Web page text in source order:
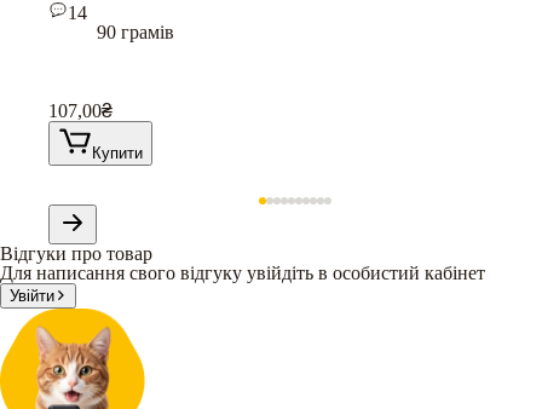
14
90 грамів
107,00₴
Купити
Відгуки про товар
Для написання свого відгуку увійдіть в особистий кабінет
Увійти